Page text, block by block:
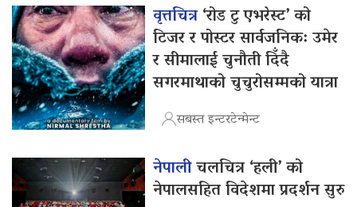
वृत्तचित्र‘रोड टु एभरेस्ट’ को
टिजर र पोस्टर सार्वजनिक: उमेर
र सीमालाई चुनौती दिँदै
सगरमाथाको चुचुरोसम्मको यात्रा
सबस्त इन्टरटेन्मेन्ट
नेपालीचलचित्र ‘हली’ को
नेपालसहित विदेशमा प्रदर्शन सुरु